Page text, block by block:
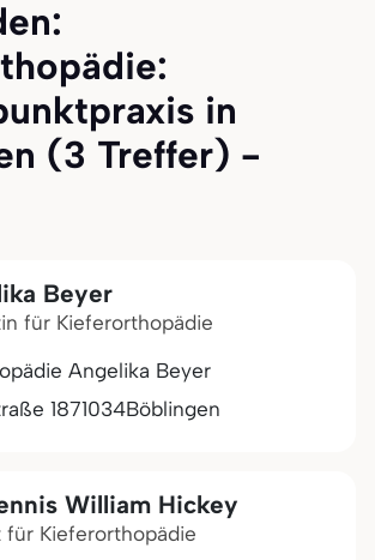
in
(3 Treffer) -
Beyer
für Kieferorthopädie
Angelika Beyer
1871034Böblingen
William Hickey
für Kieferorthopädie